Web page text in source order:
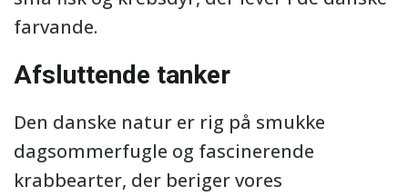
farvande.
Afsluttende tanker
Den danske natur er rig på smukke
dagsommerfugle og fascinerende
krabbearter, der beriger vores